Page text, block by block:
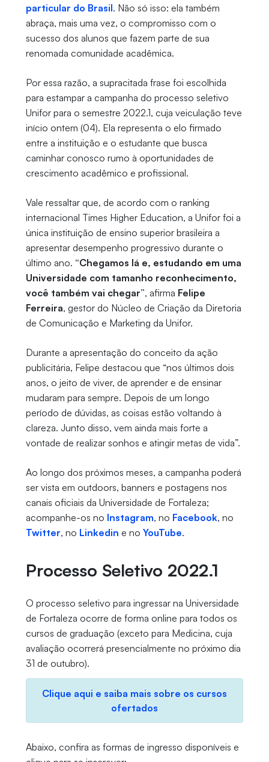
particular do Brasil. Não só isso: ela também
abraça, mais uma vez, o compromisso com o
sucesso dos alunos que fazem parte de sua
renomada comunidade acadêmica.
Por essa razão, a supracitada frase foi escolhida
para estampar a campanha do processo seletivo
Unifor para o semestre 2022.1, cuja veiculação teve
início ontem (04). Ela representa o elo firmado
entre a instituição e o estudante que busca
caminhar conosco rumo à oportunidades de
crescimento acadêmico e profissional.
Vale ressaltar que, de acordo com o ranking
internacional Times Higher Education, a Unifor foi a
única instituição de ensino superior brasileira a
apresentar desempenho progressivo durante o
último ano. “Chegamos lá e, estudando em uma
Universidade com tamanho reconhecimento,
você também vai chegar”, afirma Felipe
Ferreira, gestor do Núcleo de Criação da Diretoria
de Comunicação e Marketing da Unifor.
Durante a apresentação do conceito da ação
publicitária, Felipe destacou que “nos últimos dois
anos, o jeito de viver, de aprender e de ensinar
mudaram para sempre. Depois de um longo
período de dúvidas, as coisas estão voltando à
clareza. Junto disso, vem ainda mais forte a
vontade de realizar sonhos e atingir metas de vida”.
Ao longo dos próximos meses, a campanha poderá
ser vista em outdoors, banners e postagens nos
canais oficiais da Universidade de Fortaleza;
acompanhe-os no Instagram, no Facebook, no
Twitter, no Linkedin e no YouTube.
Processo Seletivo 2022.1
O processo seletivo para ingressar na Universidade
de Fortaleza ocorre de forma online para todos os
cursos de graduação (exceto para Medicina, cuja
avaliação ocorrerá presencialmente no próximo dia
31 de outubro).
Clique aqui e saiba mais sobre os cursos
ofertados
Abaixo, confira as formas de ingresso disponíveis e